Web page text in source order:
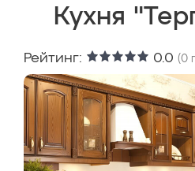
Кухня
Рейтинг: 0.0 (0